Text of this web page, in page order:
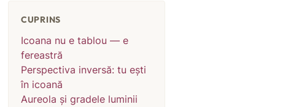
CUPRINS
Icoana nu e tablou — e
fereastră
Perspectiva inversă: tu ești
în icoană
Aureola și gradele luminii